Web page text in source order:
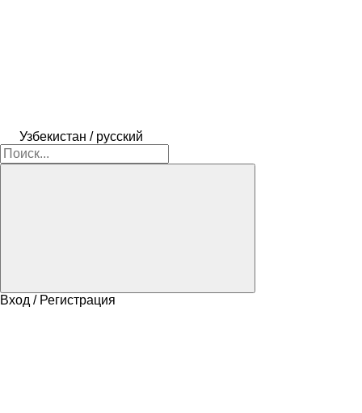
Узбекистан / русский
Вход / Регистрация